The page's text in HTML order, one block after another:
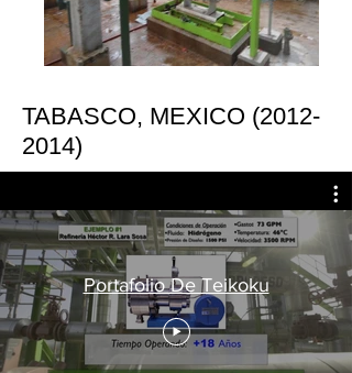
TABASCO, MEXICO (2012-
2014)
Portafolio De Teikoku